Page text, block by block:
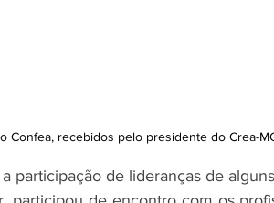
Confea, recebidos pelo presidente do Crea-
participação de lideranças de